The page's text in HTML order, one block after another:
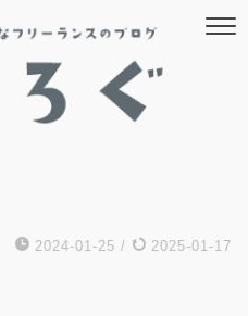
2024-01-25 / 2025-01-17